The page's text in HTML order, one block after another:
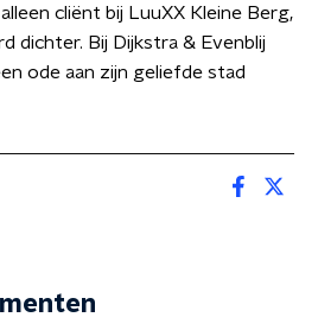
cliënt bij LuuXX Kleine Berg,
dichter. Bij Dijkstra & Evenblij
ode aan zijn geliefde stad